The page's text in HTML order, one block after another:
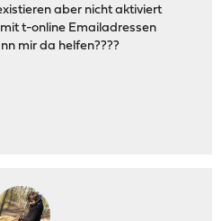
aber nicht aktiviert
t-online Emailadressen
mir da helfen????